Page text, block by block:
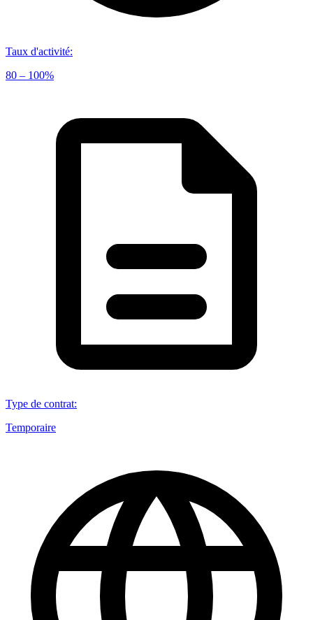
Taux d'activité:
80 – 100%
Type de contrat:
Temporaire